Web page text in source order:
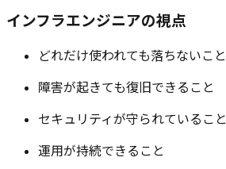
インフラエンジニアの視点
どれだけ使われても落ちないこと
障害が起きても復旧できること
セキュリティが守られていること
運用が持続できること